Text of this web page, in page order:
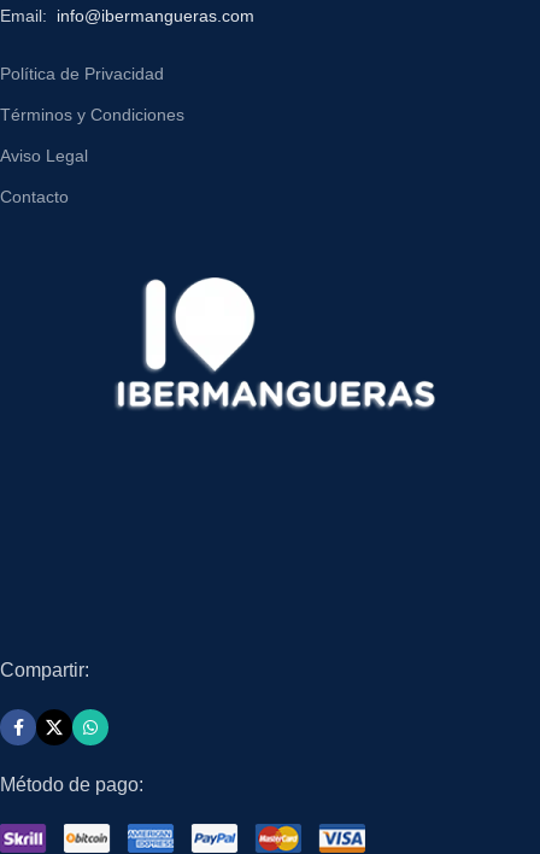
Email: info@ibermangueras.com
Política de Privacidad
Términos y Condiciones
Aviso Legal
Contacto
Compartir:
Método de pago: